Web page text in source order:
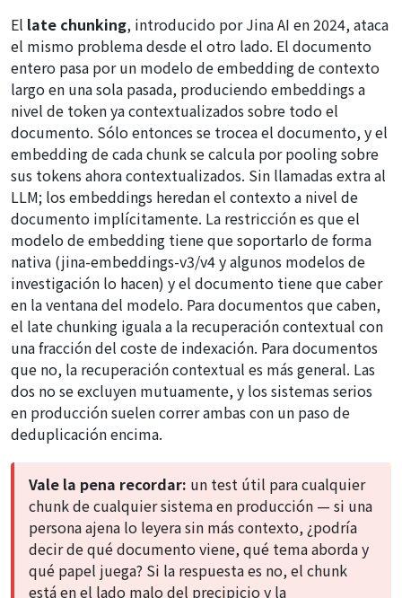
El late chunking, introducido por Jina AI en 2024, ataca
el mismo problema desde el otro lado. El documento
entero pasa por un modelo de embedding de contexto
largo en una sola pasada, produciendo embeddings a
nivel de token ya contextualizados sobre todo el
documento. Sólo entonces se trocea el documento, y el
embedding de cada chunk se calcula por pooling sobre
sus tokens ahora contextualizados. Sin llamadas extra al
LLM; los embeddings heredan el contexto a nivel de
documento implícitamente. La restricción es que el
modelo de embedding tiene que soportarlo de forma
nativa (jina-embeddings-v3/v4 y algunos modelos de
investigación lo hacen) y el documento tiene que caber
en la ventana del modelo. Para documentos que caben,
el late chunking iguala a la recuperación contextual con
una fracción del coste de indexación. Para documentos
que no, la recuperación contextual es más general. Las
dos no se excluyen mutuamente, y los sistemas serios
en producción suelen correr ambas con un paso de
deduplicación encima.
Vale la pena recordar: un test útil para cualquier
chunk de cualquier sistema en producción — si una
persona ajena lo leyera sin más contexto, ¿podría
decir de qué documento viene, qué tema aborda y
qué papel juega? Si la respuesta es no, el chunk
está en el lado malo del precipicio y la